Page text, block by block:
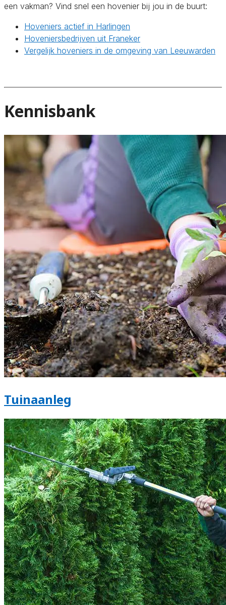
een vakman? Vind snel een hovenier bij jou in de buurt:
Hoveniers actief in Harlingen
Hoveniersbedrijven uit Franeker
Vergelijk hoveniers in de omgeving van Leeuwarden
Kennisbank
Tuinaanleg